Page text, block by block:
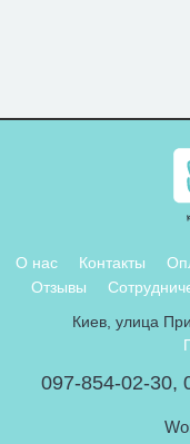
О нас Контакты
Отзывы
Киев, улица
097-854-02-30,